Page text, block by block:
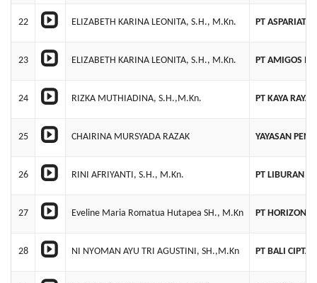
22 ELIZABETH KARINA LEONITA, S.H., M.Kn. PT ASPARIAT
23 ELIZABETH KARINA LEONITA, S.H., M.Kn. PT AMIGOS
24 RIZKA MUTHIADINA, S.H.,M.Kn. PT KAYA RAYA
25 CHAIRINA MURSYADA RAZAK YAYASAN
26 RINI AFRIYANTI, S.H., M.Kn. PT LIBURAN
27 Eveline Maria Romatua Hutapea SH., M.Kn PT HORIZON
28 NI NYOMAN AYU TRI AGUSTINI, SH.,M.Kn PT BALI CIPTA